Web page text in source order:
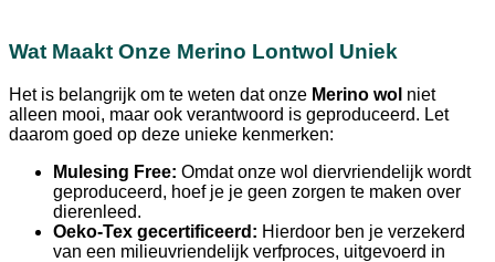
Wat Maakt Onze Merino Lontwol Uniek
Het is belangrijk om te weten dat onze Merino wol niet
alleen mooi, maar ook verantwoord is geproduceerd. Let
daarom goed op deze unieke kenmerken:
Mulesing Free: Omdat onze wol diervriendelijk wordt
geproduceerd, hoef je je geen zorgen te maken over
dierenleed.
Oeko-Tex gecertificeerd: Hierdoor ben je verzekerd
van een milieuvriendelijk verfproces, uitgevoerd in